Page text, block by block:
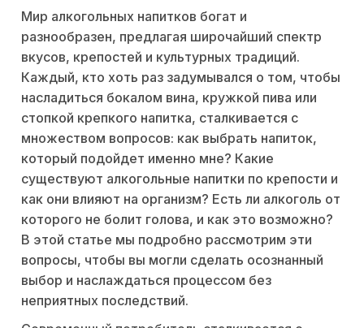
Мир алкогольных напитков богат и
разнообразен, предлагая широчайший спектр
вкусов, крепостей и культурных традиций.
Каждый, кто хоть раз задумывался о том, чтобы
насладиться бокалом вина, кружкой пива или
стопкой крепкого напитка, сталкивается с
множеством вопросов: как выбрать напиток,
который подойдет именно мне? Какие
существуют алкогольные напитки по крепости и
как они влияют на организм? Есть ли алкоголь от
которого не болит голова, и как это возможно?
В этой статье мы подробно рассмотрим эти
вопросы, чтобы вы могли сделать осознанный
выбор и наслаждаться процессом без
неприятных последствий.